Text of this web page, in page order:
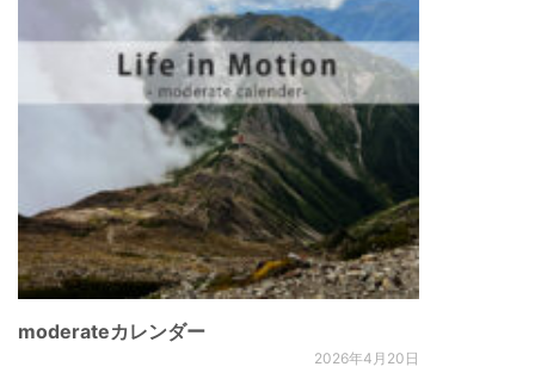
moderateカレンダー
2026年4月20日